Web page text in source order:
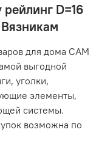
D=16
для дома САМ
выгодной
уголки,
элементы,
системы.
возможна по